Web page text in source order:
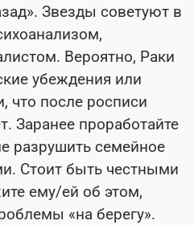
Звезды советуют в
Вероятно, Раки
убеждения или
что после росписи
Заранее проработайте
разрушить семейное
Стоит быть честными
ему/ей об этом,
«на берегу».